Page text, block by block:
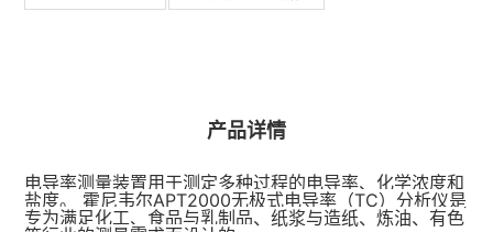
产品详情
电导率测量装置用于测定多种过程的电导率、化学浓度和
盐度。 霍尼韦尔APT2000无极式电导率（TC）分析仪是
专为满足化工、食品与乳制品、纸浆与造纸、炼油、有色